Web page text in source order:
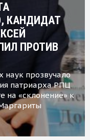
КАНДИДАТ
ПРОТИВ
наук прозвучало
патриарха РПЦ
на «склонение» к